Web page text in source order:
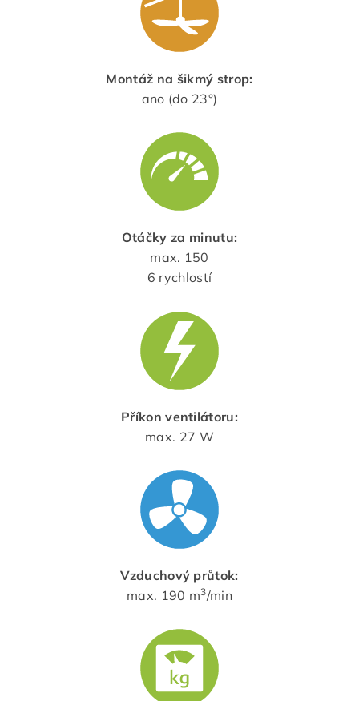
Montáž na šikmý strop:
ano (do 23°)
Otáčky za minutu:
max. 150
6 rychlostí
Příkon ventilátoru:
max. 27 W
Vzduchový průtok:
max. 190 m3/min